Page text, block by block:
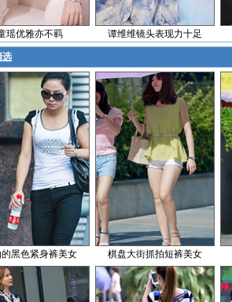
瑶优雅亦不羁 谭维维镜头表现力十足
选
黑色紧身裤美女 棋盘大街抓拍短裤美女